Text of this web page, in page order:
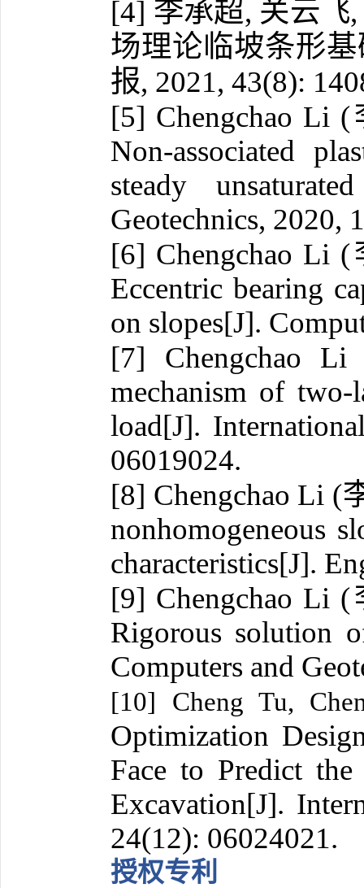
[4] 李承超, 关云飞
场理论临坡条形
报, 2021, 43(8):
[5] Chengchao Li (
Non-associated
steady
Geotechnics, 2020,
[6] Chengchao Li (
Eccentric bearing
on slopes[J].
[7] Chengchao Li
mechanism of two-
load[J].
06019024.
[8] Chengchao Li (
nonhomogeneous
characteristics[J].
[9] Chengchao Li (
Rigorous solution
Computers and
[10] Cheng Tu,
Optimization
Face to Predict
Excavation[J].
24(12): 06024021.
授权专利